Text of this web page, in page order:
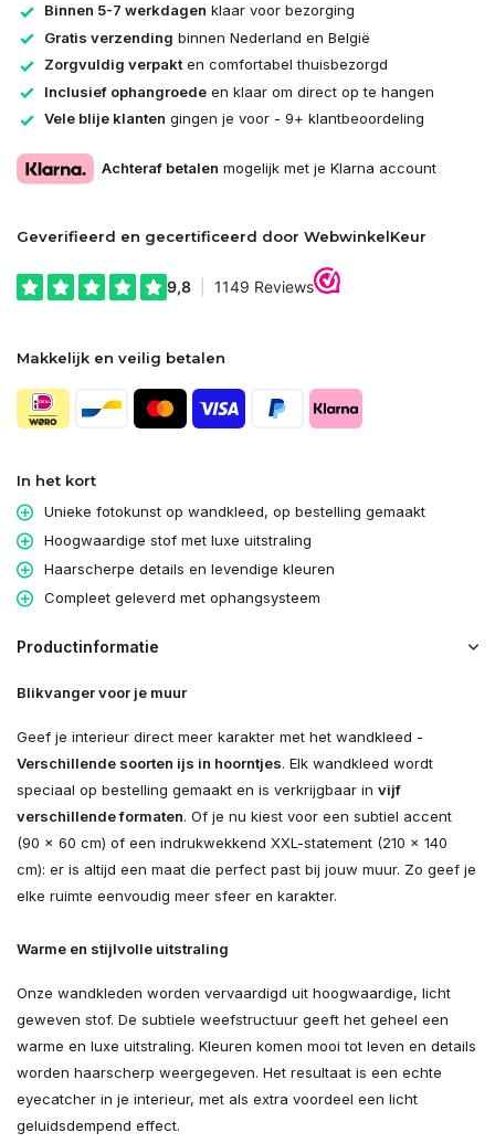
Binnen 5-7 werkdagen klaar voor bezorging
Gratis verzending binnen Nederland en België
Zorgvuldig verpakten comfortabel thuisbezorgd
Inclusief ophangroede en klaar om direct op te hangen
Vele blije klanten gingen je voor - 9+ klantbeoordeling
Achteraf betalen mogelijk met je Klarna account
Geverifieerd en gecertificeerd door WebwinkelKeur
Makkelijk en veilig betalen
In het kort
Unieke fotokunst op wandkleed, op bestelling gemaakt
Hoogwaardige stof met luxe uitstraling
Haarscherpe details en levendige kleuren
Compleet geleverd met ophangsysteem
Productinformatie
Blikvanger voor je muur
Geef je interieur direct meer karakter met het wandkleed -
Verschillende soorten ijs in hoorntjes. Elk wandkleed wordt
speciaal op bestelling gemaakt en is verkrijgbaar in vijf
verschillende formaten. Of je nu kiest voor een subtiel accent
(90 × 60 cm) of een indrukwekkend XXL-statement (210 × 140
cm): er is altijd een maat die perfect past bij jouw muur. Zo geef je
elke ruimte eenvoudig meer sfeer en karakter.
Warme en stijlvolle uitstraling
Onze wandkleden worden vervaardigd uit hoogwaardige, licht
geweven stof. De subtiele weefstructuur geeft het geheel een
warme en luxe uitstraling. Kleuren komen mooi tot leven en details
worden haarscherp weergegeven. Het resultaat is een echte
eyecatcher in je interieur, met als extra voordeel een licht
geluidsdempend effect.